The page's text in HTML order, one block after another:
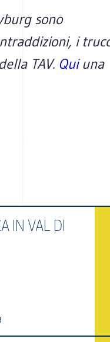
sono
i
TAV. Quiuna
IN VAL DI